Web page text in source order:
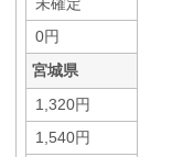
0円
宮城県
1,320円
1,540円